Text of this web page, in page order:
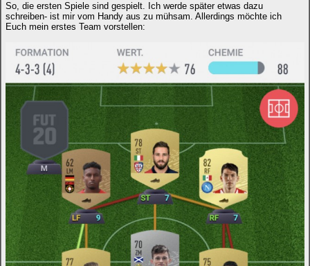
So, die ersten Spiele sind gespielt. Ich werde später etwas dazu
schreiben- ist mir vom Handy aus zu mühsam. Allerdings möchte ich
Euch mein erstes Team vorstellen: